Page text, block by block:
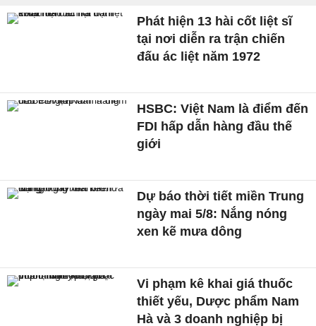
Phát hiện 13 hài cốt liệt sĩ
tại nơi diễn ra trận chiến
đấu ác liệt năm 1972
HSBC: Việt Nam là điểm đến
FDI hấp dẫn hàng đầu thế
giới
Dự báo thời tiết miền Trung
ngày mai 5/8: Nắng nóng
xen kẽ mưa dông
Vi phạm kê khai giá thuốc
thiết yếu, Dược phẩm Nam
Hà và 3 doanh nghiệp bị